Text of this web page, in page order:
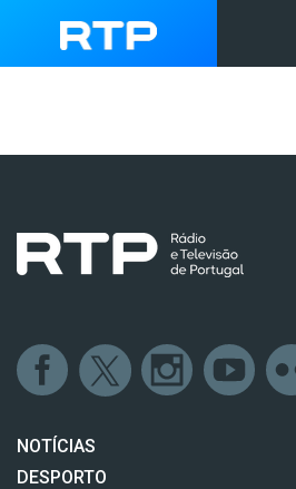
NOTÍCIAS
DESPORTO